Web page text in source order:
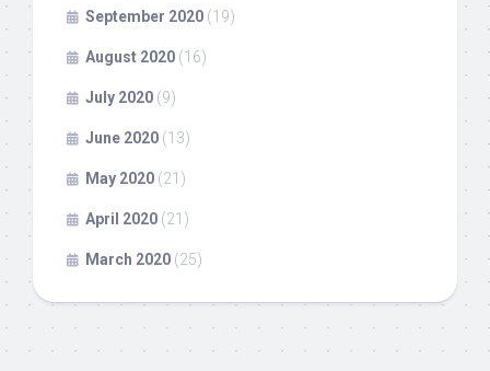
September 2020 (19)
August 2020 (16)
July 2020 (9)
June 2020 (13)
May 2020 (21)
April 2020 (21)
March 2020 (25)